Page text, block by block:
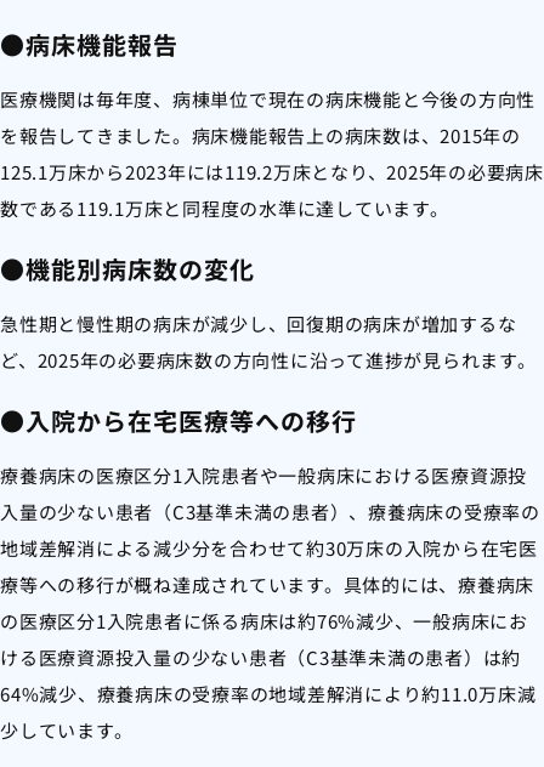
●病床機能報告
医療機関は毎年度、病棟単位で現在の病床機能と今後の方向性
を報告してきました。病床機能報告上の病床数は、2015年の
125.1万床から2023年には119.2万床となり、2025年の必要病床
数である119.1万床と同程度の水準に達しています。
●機能別病床数の変化
急性期と慢性期の病床が減少し、回復期の病床が増加するな
ど、2025年の必要病床数の方向性に沿って進捗が見られます。
●入院から在宅医療等への移行
療養病床の医療区分1入院患者や一般病床における医療資源投
入量の少ない患者（C3基準未満の患者）、療養病床の受療率の
地域差解消による減少分を合わせて約30万床の入院から在宅医
療等への移行が概ね達成されています。具体的には、療養病床
の医療区分1入院患者に係る病床は約76%減少、一般病床にお
ける医療資源投入量の少ない患者（C3基準未満の患者）は約
64%減少、療養病床の受療率の地域差解消により約11.0万床減
少しています。